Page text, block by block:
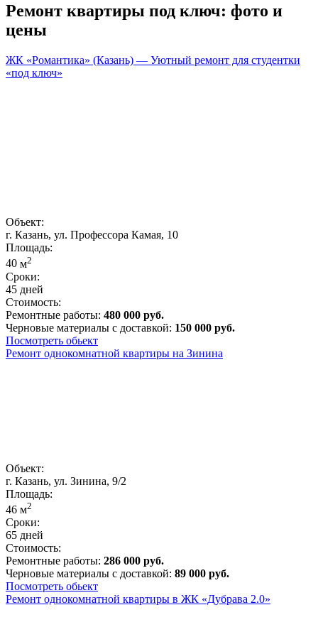
Ремонт квартиры под ключ: фото и
цены
ЖК «Романтика» (Казань) — Уютный ремонт для студентки
«под ключ»
Объект:
г. Казань, ул. Профессора Камая, 10
Площадь:
40 м2
Сроки:
45 дней
Стоимость:
Ремонтные работы: 480 000 руб.
Черновые материалы с доставкой: 150 000 руб.
Посмотреть обьект
Ремонт однокомнатной квартиры на Зинина
Объект:
г. Казань, ул. Зинина, 9/2
Площадь:
46 м2
Сроки:
65 дней
Стоимость:
Ремонтные работы: 286 000 руб.
Черновые материалы с доставкой: 89 000 руб.
Посмотреть обьект
Ремонт однокомнатной квартиры в ЖК «Дубрава 2.0»